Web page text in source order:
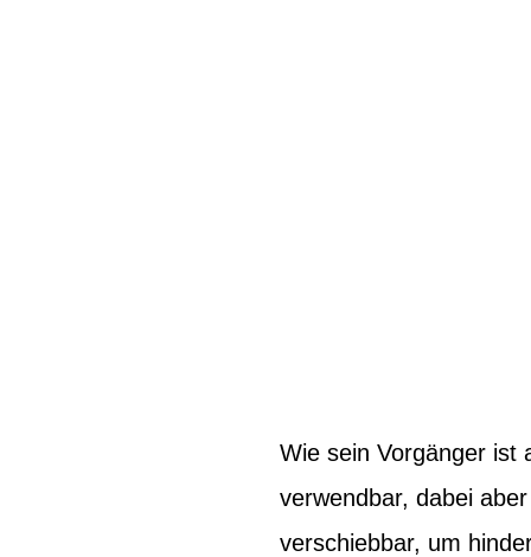
Wie sein Vorgänger ist
verwendbar, dabei
verschiebbar, um